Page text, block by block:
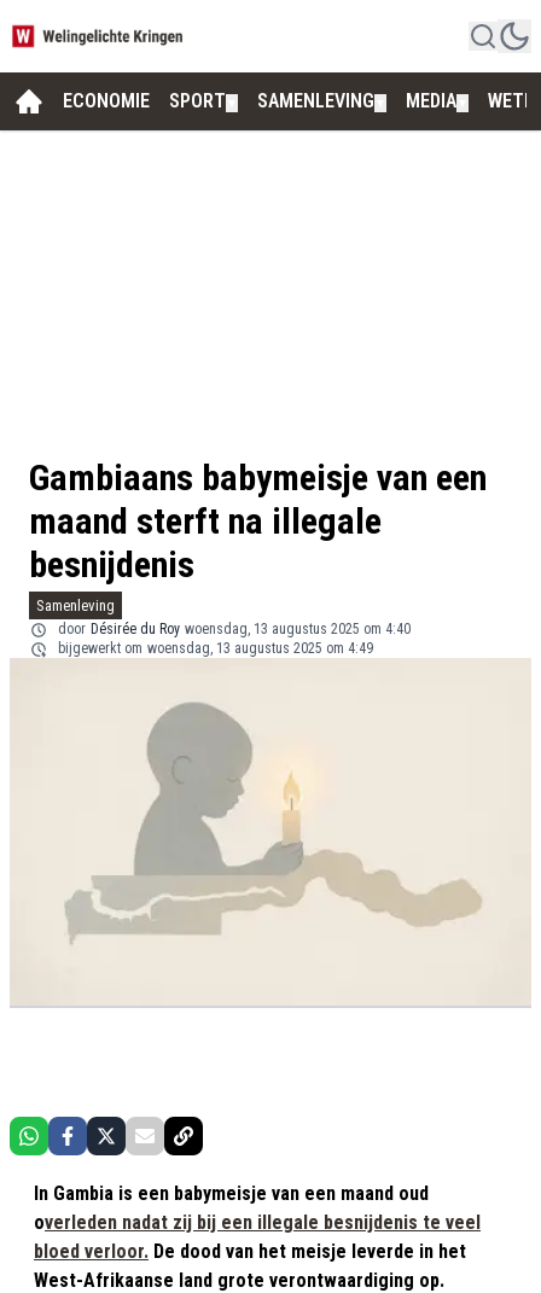
ECONOMIE SPORT SAMENLEVING MEDIA
Gambiaans babymeisje van een
maand sterft na illegale
besnijdenis
Samenleving
door Désirée du Roy woensdag, 13 augustus 2025 om 4:40
bijgewerkt om woensdag, 13 augustus 2025 om 4:49
In Gambia is een babymeisje van een maand oud
overleden nadat zij bij een illegale besnijdenis te veel
bloed verloor. De dood van het meisje leverde in het
West-Afrikaanse land grote verontwaardiging op.